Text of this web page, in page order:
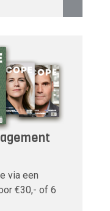
via een
€30,- of 6